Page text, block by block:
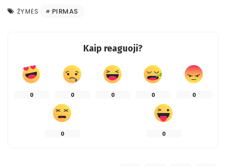
ŽYMĖS PIRMAS
Kaip reaguoji?
0 0 0 0 0
0 0